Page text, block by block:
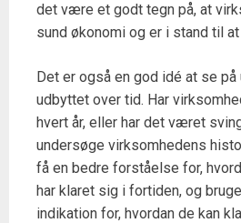
det være et godt tegn på, at
sund økonomi og er i stand til
Det er også en god idé at se
udbyttet over tid. Har
hvert år, eller har det været
undersøge virksomhedens
få en bedre forståelse for,
har klaret sig i fortiden, og
indikation for, hvordan de kan